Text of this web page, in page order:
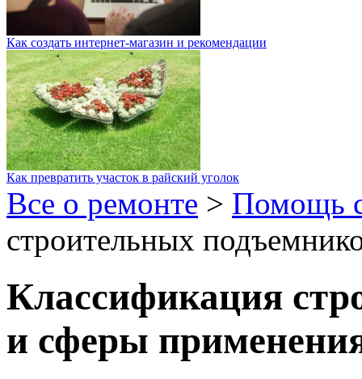
Как создать интернет-магазин и рекомендации
Как превратить участок в райский уголок
Все о ремонте > Помощь
строительных
Классификация
и сферы